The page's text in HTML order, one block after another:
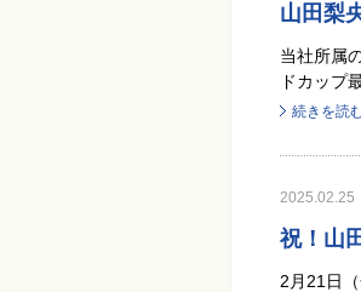
山田梨
当社所属
ドカップ
続きを読
2025.02.25
祝！山
2月21日